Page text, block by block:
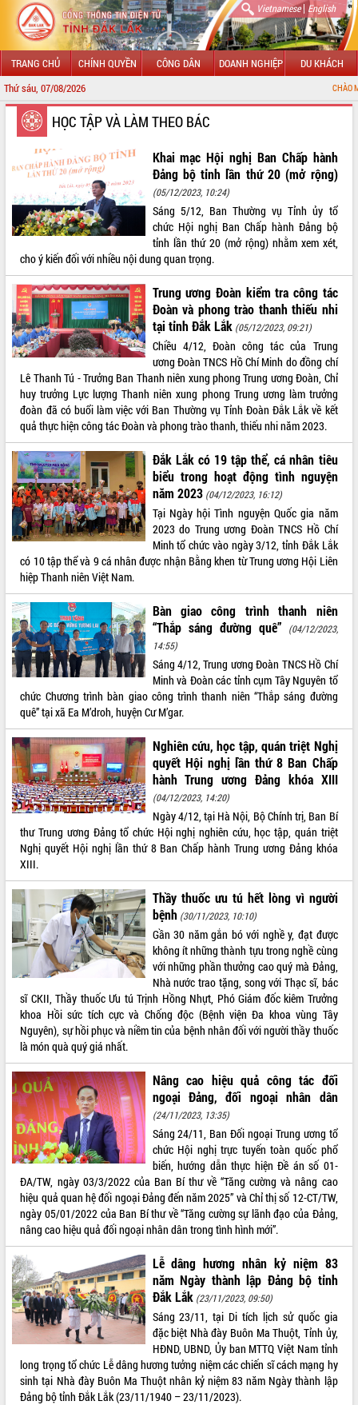
Vietnamese| English
TRANG CHỦ CHÍNH QUYỀN CÔNG DÂN DOANH NGHIỆP DU KHÁCH
Thứ sáu, 07/08/2026 CHÀO MỪNG ĐẾN VỚI
GIỚI THIỆU
LÃNH ĐẠO UBND TỈNH
TIN TỨC SỰ KIỆN
SỞ, BAN, NGÀNH
THÔNG TIN CHỈ ĐẠO ĐIỀU HÀNH
HỆ THỐNG VĂN BẢN
VĂN BẢN HĐND TỈNH
ĐIỂM TIN VĂN BẢN
QUY HOẠCH - KẾ HOẠCH
VIDEO
Không có file video nào để phát.
ALBUM ẢNH
LIÊN KẾT WEB
THỐNG KÊ TRUY CẬP
Hôm nay: 24625
Tất cả: 66037365
HỌC TẬP VÀ LÀM THEO BÁC
Khai mạc Hội nghị Ban Chấp hành
Đảng bộ tỉnh lần thứ 20 (mở rộng)
(05/12/2023, 10:24)
Sáng 5/12, Ban Thường vụ Tỉnh ủy tổ
chức Hội nghị Ban Chấp hành Đảng bộ
tỉnh lần thứ 20 (mở rộng) nhằm xem xét,
cho ý kiến đối với nhiều nội dung quan trọng.
Trung ương Đoàn kiểm tra công tác
Đoàn và phong trào thanh thiếu nhi
tại tỉnh Đắk Lắk (05/12/2023, 09:21)
Chiều 4/12, Đoàn công tác của Trung
ương Đoàn TNCS Hồ Chí Minh do đồng chí
Lê Thanh Tú - Trưởng Ban Thanh niên xung phong Trung ương Đoàn, Chỉ
huy trưởng Lực lượng Thanh niên xung phong Trung ương làm trưởng
đoàn đã có buổi làm việc với Ban Thường vụ Tỉnh Đoàn Đắk Lắk về kết
quả thực hiện công tác Đoàn và phong trào thanh, thiếu nhi năm 2023.
Đắk Lắk có 19 tập thể, cá nhân tiêu
biểu trong hoạt động tình nguyện
năm 2023 (04/12/2023, 16:12)
Tại Ngày hội Tình nguyện Quốc gia năm
2023 do Trung ương Đoàn TNCS Hồ Chí
Minh tổ chức vào ngày 3/12, tỉnh Đắk Lắk
có 10 tập thể và 9 cá nhân được nhận Bằng khen từ Trung ương Hội Liên
hiệp Thanh niên Việt Nam.
Bàn giao công trình thanh niên
“Thắp sáng đường quê”
(04/12/2023,
14:55)
Sáng 4/12, Trung ương Đoàn TNCS Hồ Chí
Minh và Đoàn các tỉnh cụm Tây Nguyên tổ
chức Chương trình bàn giao công trình thanh niên “Thắp sáng đường
quê” tại xã Ea M’droh, huyện Cư M’gar.
Nghiên cứu, học tập, quán triệt Nghị
quyết Hội nghị lần thứ 8 Ban Chấp
hành Trung ương Đảng khóa XIII
(04/12/2023, 14:20)
Ngày 4/12, tại Hà Nội, Bộ Chính trị, Ban Bí
thư Trung ương Đảng tổ chức Hội nghị nghiên cứu, học tập, quán triệt
Nghị quyết Hội nghị lần thứ 8 Ban Chấp hành Trung ương Đảng khóa
XIII.
Thầy thuốc ưu tú hết lòng vì người
bệnh (30/11/2023, 10:10)
Gần 30 năm gắn bó với nghề y, đạt được
không ít những thành tựu trong nghề cùng
với những phần thưởng cao quý mà Đảng,
Nhà nước trao tặng, song với Thạc sĩ, bác
sĩ CKII, Thầy thuốc Ưu tú Trịnh Hồng Nhựt, Phó Giám đốc kiêm Trưởng
khoa Hồi sức tích cực và Chống độc (Bệnh viện Đa khoa vùng Tây
Nguyên), sự hồi phục và niềm tin của bệnh nhân đối với người thầy thuốc
là món quà quý giá nhất.
Nâng cao hiệu quả công tác đối
ngoại Đảng, đối ngoại nhân dân
(24/11/2023, 13:35)
Sáng 24/11, Ban Đối ngoại Trung ương tổ
chức Hội nghị trực tuyến toàn quốc phổ
biến, hướng dẫn thực hiện Đề án số 01-
ĐA/TW, ngày 03/3/2022 của Ban Bí thư về “Tăng cường và nâng cao
hiệu quả quan hệ đối ngoại Đảng đến năm 2025” và Chỉ thị số 12-CT/TW,
ngày 05/01/2022 của Ban Bí thư về “Tăng cường sự lãnh đạo của Đảng,
nâng cao hiệu quả đối ngoại nhân dân trong tình hình mới”.
Lễ dâng hương nhân kỷ niệm 83
năm Ngày thành lập Đảng bộ tỉnh
Đắk Lắk (23/11/2023, 09:50)
Sáng 23/11, tại Di tích lịch sử quốc gia
đặc biệt Nhà đày Buôn Ma Thuột, Tỉnh ủy,
HĐND, UBND, Ủy ban MTTQ Việt Nam tỉnh
long trọng tổ chức Lễ dâng hương tưởng niệm các chiến sĩ cách mạng hy
sinh tại Nhà đày Buôn Ma Thuột nhân kỷ niệm 83 năm Ngày thành lập
Đảng bộ tỉnh Đắk Lắk (23/11/1940 – 23/11/2023).